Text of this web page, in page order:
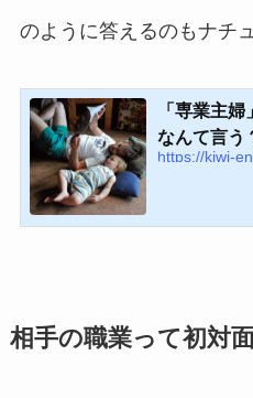
のように答えるのもナチ
「専業主
なんて言う
https://kiwi-
相手の職業って初対